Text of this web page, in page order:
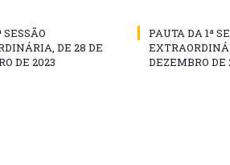
SESSÃO
DE 28 DE
DE 2023
PAUTA DA 1ª
DEZEMBRO DE